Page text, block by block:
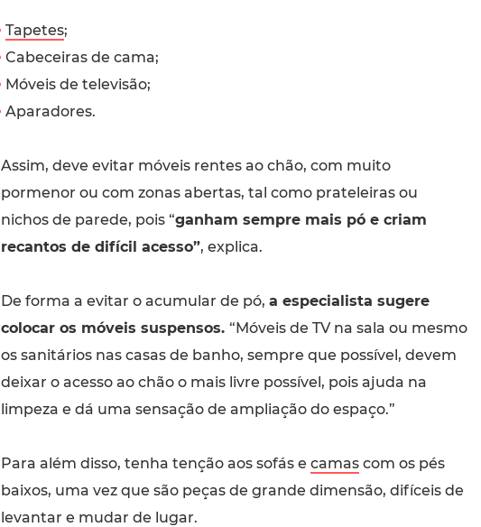
Tapetes;
Cabeceiras de cama;
Móveis de televisão;
Aparadores.
Assim, deve evitar móveis rentes ao chão, com muito
pormenor ou com zonas abertas, tal como prateleiras ou
nichos de parede, pois “ganham sempre mais pó e criam
recantos de difícil acesso”, explica.
De forma a evitar o acumular de pó, a especialista sugere
colocar os móveis suspensos. “Móveis de TV na sala ou mesmo
os sanitários nas casas de banho, sempre que possível, devem
deixar o acesso ao chão o mais livre possível, pois ajuda na
limpeza e dá uma sensação de ampliação do espaço.”
Para além disso, tenha tenção aos sofás e camascom os pés
baixos, uma vez que são peças de grande dimensão, difíceis de
levantar e mudar de lugar.